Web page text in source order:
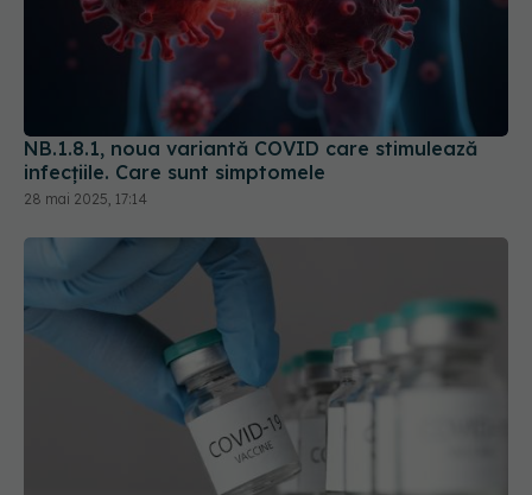
NB.1.8.1, noua variantă COVID care stimulează
infecțiile. Care sunt simptomele
28 mai 2025, 17:14